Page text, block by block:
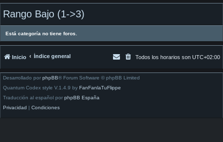
Rango Bajo (1->3)
Está categoría no tiene foros.
Inicio Índice general Todos los horarios son UTC+02:00
Desarrollado por phpBB® Forum Software © phpBB Limited
Quantum Codex style V.1.4.9 by FanFanlaTuFlippe
Traducción al español por phpBB España
Privacidad
Condiciones